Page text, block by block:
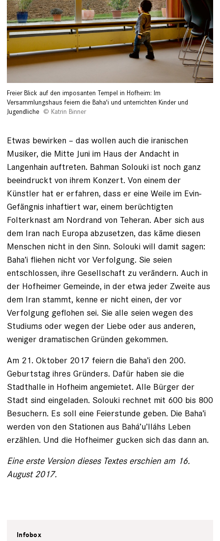
Freier Blick auf den imposanten Tempel in Hofheim: Im
Versammlungshaus feiern die Baha'i und unterrichten Kinder und
Jugendliche
Katrin Binner
Etwas bewirken – das wollen auch die iranischen
Musiker, die Mitte Juni im Haus der Andacht in
Langenhain auftreten. Bahman Solouki ist noch ganz
beeindruckt von ihrem Konzert. Von einem der
Künstler hat er er­fahren, dass er eine Weile im Evin-
Gefängnis inhaftiert war, einem berüchtigten
Folterknast am Nordrand von Teheran. Aber sich aus
dem Iran nach Europa abzusetzen, das käme diesen
Menschen nicht in den Sinn. ­Solouki will damit sagen:
Baha’i fliehen nicht vor Verfolgung. Sie seien
entschlossen, ihre Gesellschaft zu verändern. Auch in
der Hofheimer Gemeinde, in der etwa jeder Zweite aus
dem Iran stammt, kenne er nicht einen, der vor
Verfolgung geflohen sei. Sie alle seien wegen des
Studiums oder wegen der Liebe oder aus anderen,
weniger dramatischen Gründen gekommen.
Am 21. Oktober 2017 feiern die Baha’i den 200.
Geburtstag ihres Gründers. ­Dafür haben sie die
Stadthalle in Hofheim angemietet. Alle Bürger der
Stadt sind eingeladen. Solouki rechnet mit 600 bis 800
Besuchern. Es soll eine Feierstunde geben. Die Baha’i
werden von den Stationen aus Bahá’u’lláhs Leben
erzählen. Und die Hofheimer gucken sich das dann an.
Eine erste Version dieses Textes erschien am 16.
August 2017.
Infobox